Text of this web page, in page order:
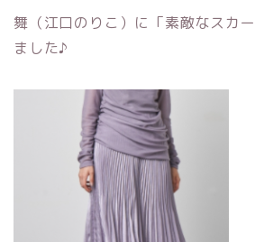
舞（江口のりこ）に「素敵なスカ
ました♪